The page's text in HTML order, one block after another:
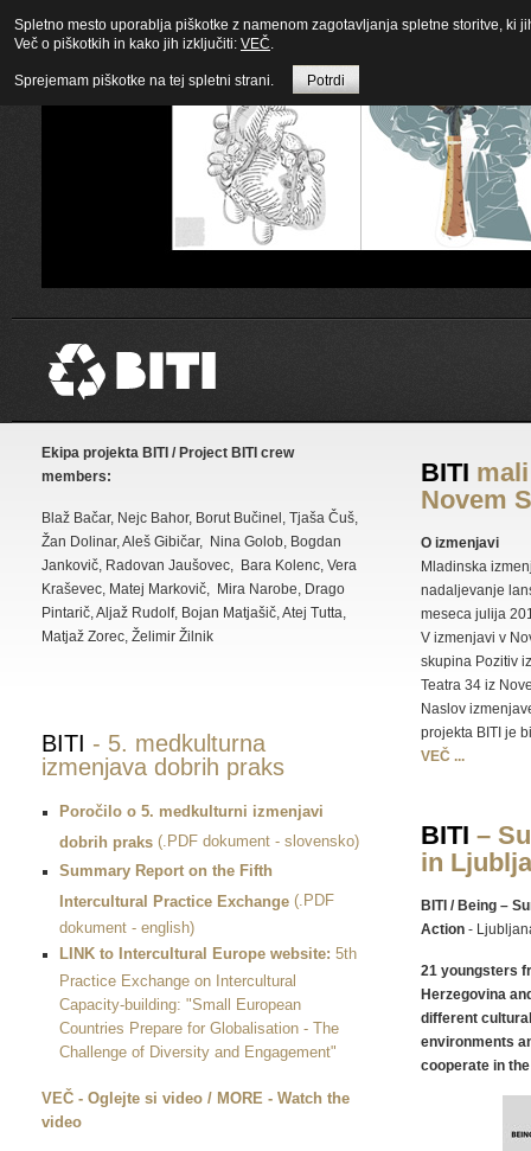
BITI
Novem
O izmenjavi
Mladinska
nadaljevanje
meseca julija
V izmenjavi v
skupina Pozitiv
Teatra 34 iz
Naslov
projekta BITI je
VEČ ...
BITI –
in
BITI / Being –
Action -
21 youngsters
Herzegovina
different
environments
cooperate in
Ekipa projekta BITI / Project BITI crew
members:
Blaž Bačar, Nejc Bahor, Borut Bučinel, Tjaša Čuš,
Žan Dolinar, Aleš Gibičar, Nina Golob, Bogdan
Jankovič, Radovan Jaušovec, Bara Kolenc, Vera
Kraševec, Matej Markovič, Mira Narobe, Drago
Pintarič, Aljaž Rudolf, Bojan Matjašič, Atej Tutta,
Matjaž Zorec, Želimir Žilnik
BITI - 5. medkulturna
izmenjava dobrih praks
Poročilo o 5. medkulturni izmenjavi
dobrih praks (.PDF dokument - slovensko)
Summary Report on the Fifth
Intercultural Practice Exchange (.PDF
dokument - english)
LINK to Intercultural Europe website: 5th
Practice Exchange on Intercultural
Capacity-building: "Small European
Countries Prepare for Globalisation - The
Challenge of Diversity and Engagement"
VEČ - Oglejte si video / MORE - Watch the
video
Spletno mesto uporablja piškotke z namenom zagotavljanja spletne storitve, ki
Več o piškotkih in kako jih izključiti: VEČ.
Sprejemam piškotke na tej spletni strani. Potrdi